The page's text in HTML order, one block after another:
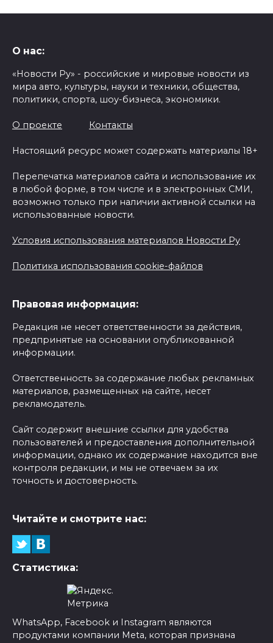
О нас:
«Новости Ру» - российские и мировые новости из
мира авто, культуры, науки и техники, общества,
политики, спорта, шоу-бизнеса, экономики.
О проекте Контакты
Настоящий ресурс может содержать материалы 18+
Перепечатка материалов сайта и использование их
в любой форме, в том числе и в электронных СМИ,
возможно только при наличии активной ссылки на
использованные новости.
Условия использования материалов Новости Ру
Политика использования cookie-файлов
Правовая информация:
Редакция не несет ответственности за действия,
предпринятые на основании опубликованной
информации.
Ответственность за содержание любых рекламных
материалов, размещенных на сайте, несет
рекламодатель.
Сайт содержит внешние ссылки для удобства
пользователей и предоставления дополнительной
информации, однако их содержание находится вне
контроля редакции, и мы не отвечаем за их
точность и достоверность.
Читайте и смотрите нас:
Статистика:
WhatsApp, Facebook и Instagram являются
продуктами компании Meta, которая признана